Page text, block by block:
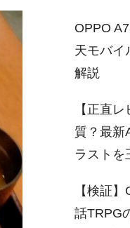
OPPO
天モバイ
解説
【正直
質？最新
ラストを
【検証
話TRPG